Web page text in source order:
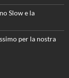
Slow e la
per la nostra